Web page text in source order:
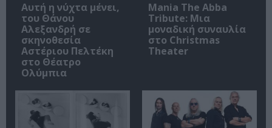
Αυτή η νύχτα μένει,
του Θάνου
Αλεξανδρή σε
σκηνοθεσία
Αστέριου Πελτέκη
στο Θέατρο
Ολύμπια
Mania The Abba
Tribute: Μια
μοναδική συναυλία
στο Christmas
Theater